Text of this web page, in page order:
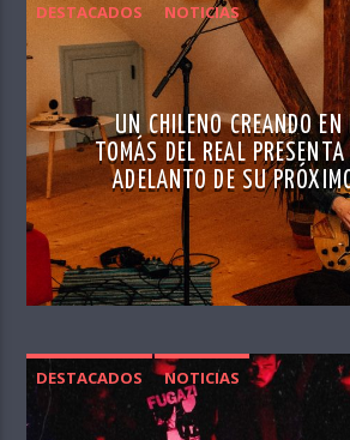
DESTACADOS NOTICIAS
UN CHILENO CREANDO
TOMÁS DEL REAL
ADELANTO DE SU
DESTACADOS NOTICIAS